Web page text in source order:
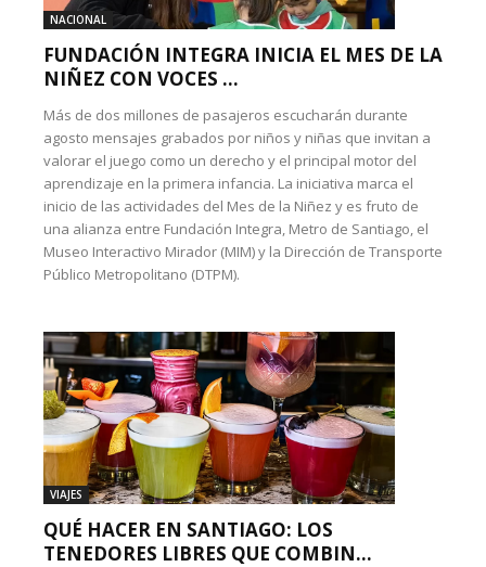
NACIONAL
FUNDACIÓN INTEGRA INICIA EL MES DE LA
NIÑEZ CON VOCES ...
Más de dos millones de pasajeros escucharán durante
agosto mensajes grabados por niños y niñas que invitan a
valorar el juego como un derecho y el principal motor del
aprendizaje en la primera infancia. La iniciativa marca el
inicio de las actividades del Mes de la Niñez y es fruto de
una alianza entre Fundación Integra, Metro de Santiago, el
Museo Interactivo Mirador (MIM) y la Dirección de Transporte
Público Metropolitano (DTPM).
VIAJES
QUÉ HACER EN SANTIAGO: LOS
TENEDORES LIBRES QUE COMBIN...